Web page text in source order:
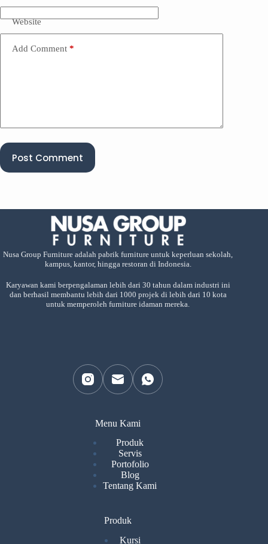
Website
Add Comment *
Post Comment
Nusa Group Furniture adalah pabrik furniture untuk keperluan sekolah,
kampus, kantor, hingga restoran di Indonesia.
Karyawan kami berpengalaman lebih dari 30 tahun dalam industri ini
dan berhasil membantu lebih dari 1000 projek di lebih dari 10 kota
untuk memperoleh furniture idaman mereka.
Menu Kami
Produk
Servis
Portofolio
Blog
Tentang Kami
Produk
Kursi